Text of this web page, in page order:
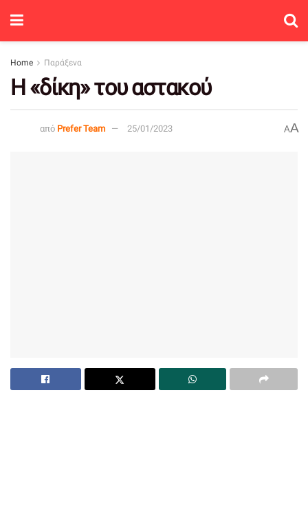
Home Παράξενα
Η «δίκη» του αστακού
από Prefer Team 25/01/2023 AA